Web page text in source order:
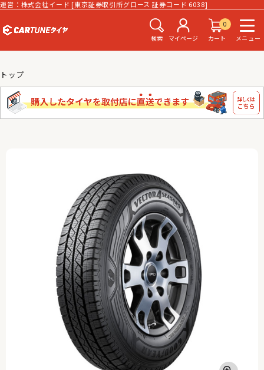
運営：株式会社イード [東京証券取引所グロース 証券コード 6038]
検索 マイページ
0
カート
メニュー
トップ